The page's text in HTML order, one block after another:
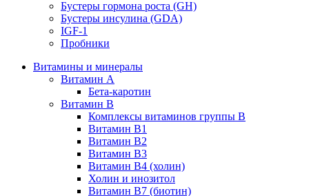
Бустеры гормона роста (GH)
Бустеры инсулина (GDA)
IGF-1
Пробники
Витамины и минералы
Витамин A
Бета-каротин
Витамин B
Комплексы витаминов группы B
Витамин B1
Витамин B2
Витамин B3
Витамин B4 (холин)
Холин и инозитол
Витамин B7 (биотин)